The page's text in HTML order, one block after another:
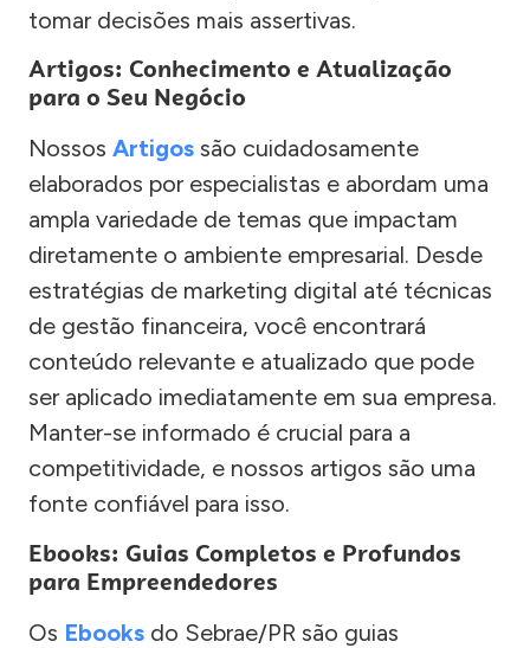
tomar decisões mais assertivas.
Artigos: Conhecimento e Atualização
para o Seu Negócio
Nossos Artigos são cuidadosamente
elaborados por especialistas e abordam uma
ampla variedade de temas que impactam
diretamente o ambiente empresarial. Desde
estratégias de marketing digital até técnicas
de gestão financeira, você encontrará
conteúdo relevante e atualizado que pode
ser aplicado imediatamente em sua empresa.
Manter-se informado é crucial para a
competitividade, e nossos artigos são uma
fonte confiável para isso.
Ebooks: Guias Completos e Profundos
para Empreendedores
Os Ebooks do Sebrae/PR são guias